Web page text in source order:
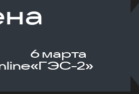
6 марта
«ГЭС-2»